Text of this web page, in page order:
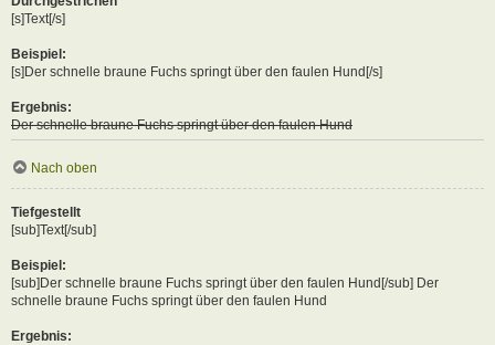
[s]Text[/s]
Beispiel:
[s]Der schnelle braune Fuchs springt über den faulen Hund[/s]
Ergebnis:
Der schnelle braune Fuchs springt über den faulen Hund
Nach oben
Tiefgestellt
[sub]Text[/sub]
Beispiel:
[sub]Der schnelle braune Fuchs springt über den faulen Hund[/sub] Der
schnelle braune Fuchs springt über den faulen Hund
Ergebnis: